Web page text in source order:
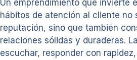
Un emprendimiento que invierte
hábitos de atención al cliente no
reputación, sino que también
relaciones sólidas y duraderas.
escuchar, responder con